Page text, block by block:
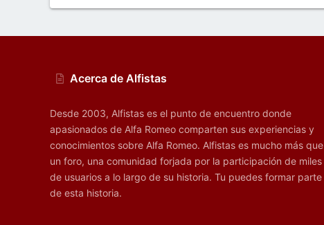
Acerca de Alfistas
Desde 2003, Alfistas es el punto de encuentro donde
apasionados de Alfa Romeo comparten sus experiencias y
conocimientos sobre Alfa Romeo. Alfistas es mucho más que
un foro, una comunidad forjada por la participación de miles
de usuarios a lo largo de su historia. Tu puedes formar parte
de esta historia.